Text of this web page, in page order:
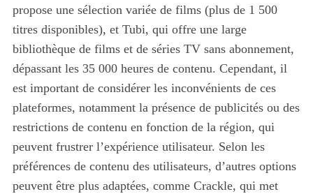
propose une sélection variée de films (plus de 1 500
titres disponibles), et Tubi, qui offre une large
bibliothèque de films et de séries TV sans abonnement,
dépassant les 35 000 heures de contenu. Cependant, il
est important de considérer les inconvénients de ces
plateformes, notamment la présence de publicités ou des
restrictions de contenu en fonction de la région, qui
peuvent frustrer l’expérience utilisateur. Selon les
préférences de contenu des utilisateurs, d’autres options
peuvent être plus adaptées, comme Crackle, qui met
S
r
c
h